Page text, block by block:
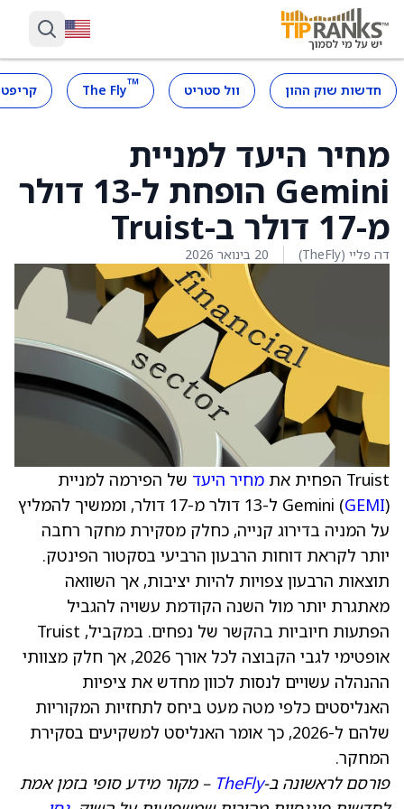
חדשות שוק ההון וול סטריט ™
The Fly
מחיר היעד למניית
Gemini הופחת ל-13 דולר
מ-17 דולר ב-Truist
דה פליי (TheFly) 20 בינואר 2026
Truist הפחית את מחיר היעד של הפירמה למניית
Gemini (GEMI
) ל-13 דולר מ-17 דולר, וממשיך להמליץ
על המניה בדירוג קנייה, כחלק מסקירת מחקר רחבה
יותר לקראת דוחות הרבעון הרביעי בסקטור הפינטק.
תוצאות הרבעון צפויות להיות יציבות, אך השוואה
מאתגרת יותר מול השנה הקודמת עשויה להגביל
הפתעות חיוביות בהקשר של נפחים. במקביל, Truist
אופטימי לגבי הקבוצה לכל אורך 2026, אך חלק מצוותי
ההנהלה עשויים לנסות לכוון מחדש את ציפיות
האנליסטים כלפי מטה מעט ביחס לתחזיות המקוריות
שלהם ל-2026, כך אומר האנליסט למשקיעים בסקירת
המחקר.
פורסם לראשונה ב-TheFly – מקור מידע סופי בזמן אמת